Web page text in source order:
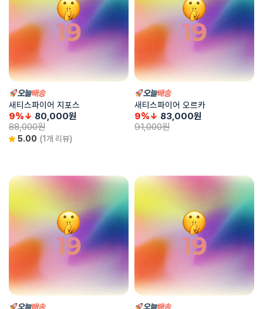
새티스파이어 지포스
9%↓ 80,000원
88,000원
5.00 (1개 리뷰)
새티스파이어 오르카
9%↓ 83,000원
91,000원